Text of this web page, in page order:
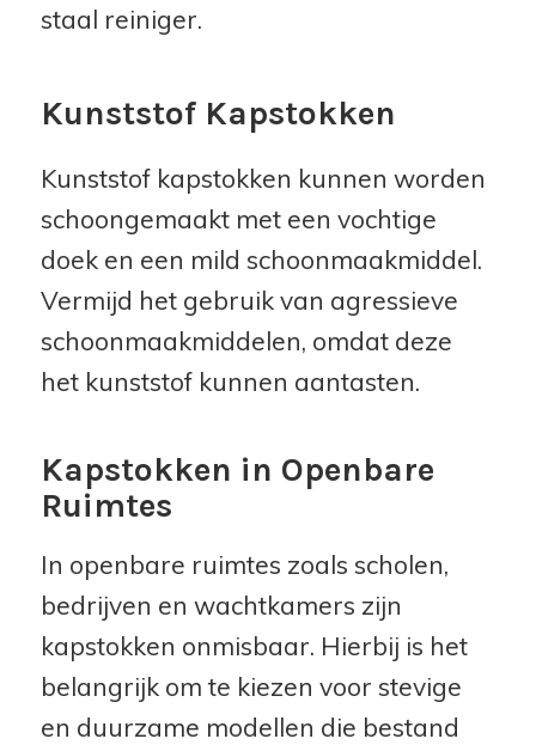
staal reiniger.
Kunststof Kapstokken
Kunststof kapstokken kunnen worden
schoongemaakt met een vochtige
doek en een mild schoonmaakmiddel.
Vermijd het gebruik van agressieve
schoonmaakmiddelen, omdat deze
het kunststof kunnen aantasten.
Kapstokken in Openbare
Ruimtes
In openbare ruimtes zoals scholen,
bedrijven en wachtkamers zijn
kapstokken onmisbaar. Hierbij is het
belangrijk om te kiezen voor stevige
en duurzame modellen die bestand